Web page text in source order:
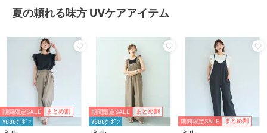
夏の頼れる味方 UVケアアイテム
期間限定SALE まとめ割
¥888ｸｰﾎﾟﾝ
期間限定SALE まとめ割
¥888ｸｰﾎﾟﾝ 期間限定SALE まとめ割